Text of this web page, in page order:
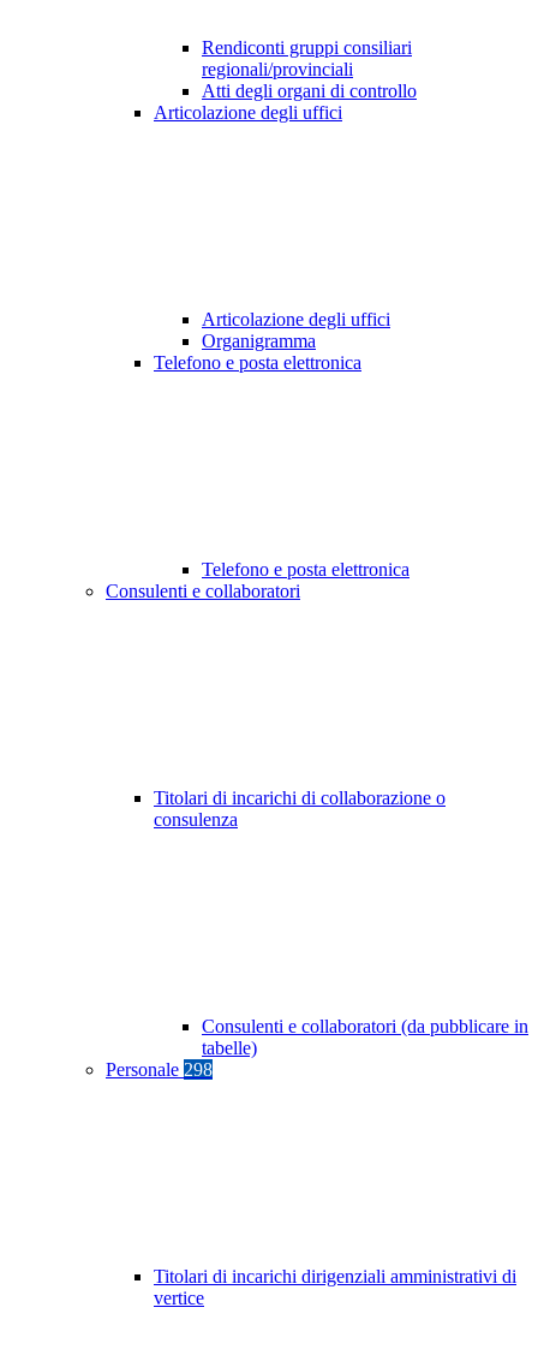
Rendiconti gruppi consiliari
regionali/provinciali
Atti degli organi di controllo
Articolazione degli uffici
Articolazione degli uffici
Organigramma
Telefono e posta elettronica
Telefono e posta elettronica
Consulenti e collaboratori
Titolari di incarichi di collaborazione o
consulenza
Consulenti e collaboratori (da pubblicare in
tabelle)
Personale 298
Titolari di incarichi dirigenziali amministrativi di
vertice